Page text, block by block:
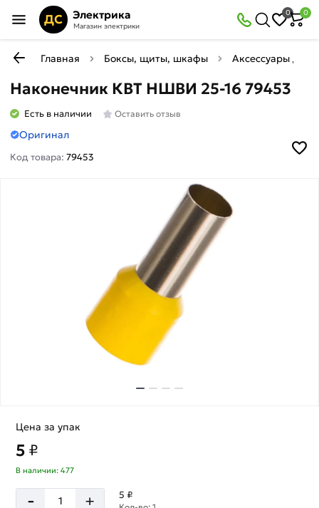
ДС Электрика
Магазин электрики
0 0
Главная Боксы, щиты, шкафы Аксессуары для
Наконечник КВТ НШВИ 25-16 79453
Есть в наличии Оставить отзыв
Оригинал
Код товара:79453
Цена за упак
5 ₽
В наличии: 477
- + 5 ₽